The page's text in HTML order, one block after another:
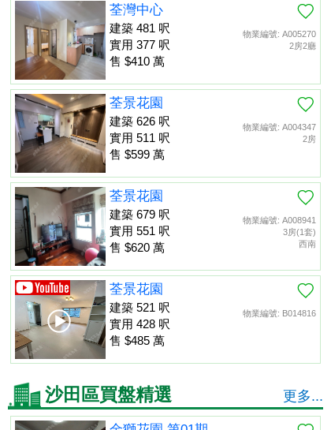
物業編號: A005270
2房2廳
荃灣中心
建築 481 呎
實用 377 呎
售 $410 萬
物業編號: A004347
2房
荃景花園
建築 626 呎
實用 511 呎
售 $599 萬
物業編號: A008941
3房(1套)
西南
荃景花園
建築 679 呎
實用 551 呎
售 $620 萬
物業編號: B014816
荃景花園
建築 521 呎
實用 428 呎
售 $485 萬
沙田區買盤精選 更多...